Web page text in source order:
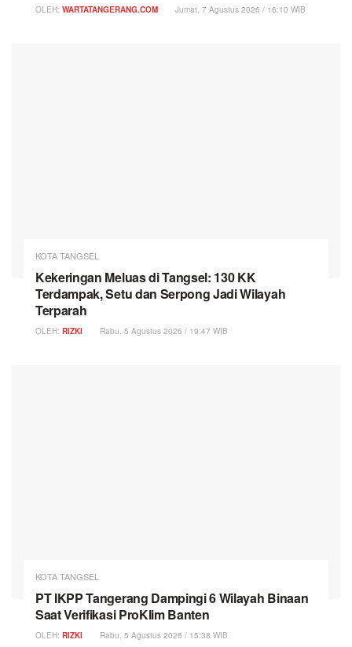
OLEH: WARTATANGERANG.COM Jumat, 7 Agustus 2026 / 16:10 WIB
KOTA TANGSEL
Kekeringan Meluas di Tangsel: 130 KK
Terdampak, Setu dan Serpong Jadi Wilayah
Terparah
OLEH: RIZKI Rabu, 5 Agustus 2026 / 19:47 WIB
KOTA TANGSEL
PT IKPP Tangerang Dampingi 6 Wilayah Binaan
Saat Verifikasi ProKlim Banten
OLEH: RIZKI Rabu, 5 Agustus 2026 / 15:38 WIB